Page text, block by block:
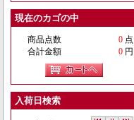
現在のカゴの中
商品点数 0 点
合計金額
0 円
入荷日検索